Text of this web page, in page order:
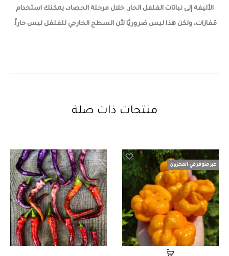
الأليفة إلى نباتات الفلفل الحار. خلال مرحلة الحصاد، يمكنك استخدام
قفازات، ولكن هذا ليس ضروريًا لأن السطح الخارجي للفلفل ليس حاراً.
منتجات ذات صلة
غير متوفر في المخزون